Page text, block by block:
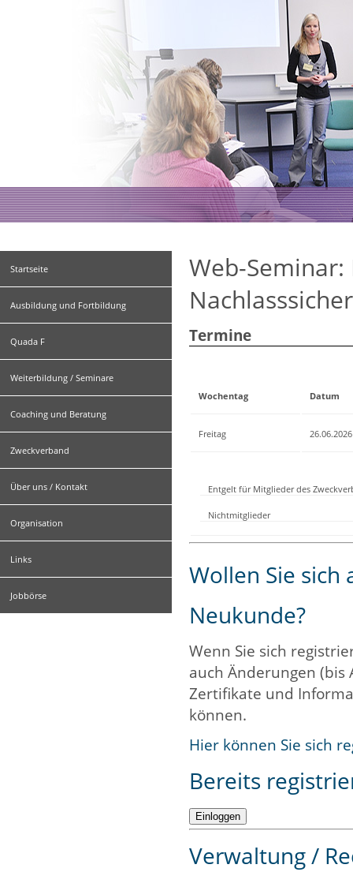
Startseite
Ausbildung und Fortbildung
Quada F
Weiterbildung / Seminare
Coaching und Beratung
Zweckverband
Über uns / Kontakt
Organisation
Links
Jobbörse
Web-
Termine
Wochentag Datum
Freitag 26.06.2026
Entgelt für Mitglieder des
Nichtmitglieder
Wollen Sie sich
Neukunde?
Wenn Sie sich
auch Änderungen
Zertifikate und
können.
Hier können Sie sich
Bereits
Verwaltung /